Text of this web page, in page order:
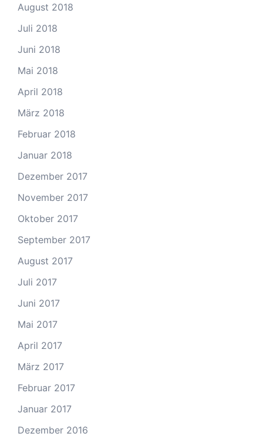
August 2018
Juli 2018
Juni 2018
Mai 2018
April 2018
März 2018
Februar 2018
Januar 2018
Dezember 2017
November 2017
Oktober 2017
September 2017
August 2017
Juli 2017
Juni 2017
Mai 2017
April 2017
März 2017
Februar 2017
Januar 2017
Dezember 2016